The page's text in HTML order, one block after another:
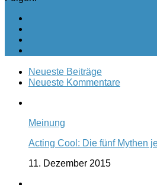
Neueste Beiträge
Neueste Kommentare
Meinung
Acting Cool: Die fünf Mythen
11. Dezember 2015